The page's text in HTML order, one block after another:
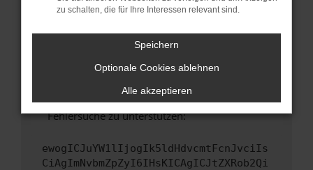
führen, dass bestimmte Funktionen nicht mehr
unterstützt werden.
Wende dich an den Webseitenbetreiber.
Wenn du alle oben genannten Schritte versucht
hast, kontaktiere uns bitte. Wir werden
versuchen, das Problem zu beheben. Du kannst
uns diesen Text schicken, um uns bei der
Fehlersuche zu unterstützen:
ewogICJuYW1lIjogIk5ldHdvcmtFcnJvciIs
CiAgImNvbmZpZyI6IHsKICAgICJtZXRob2Qi
zu schalten, die für Ihre Interessen relevant sind.
Speichern
Optionale Cookies ablehnen
Alle akzeptieren